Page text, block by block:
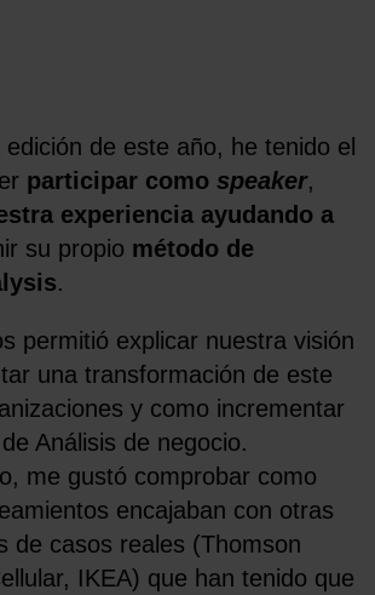
de este año, he tenido el
participar como speaker,
experiencia ayudando a
su propio método de
.
permitió explicar nuestra visión
una transformación de este
y como incrementar
Análisis de negocio.
me gustó comprobar como
encajaban con otras
de casos reales (Thomson
IKEA) que han tenido que